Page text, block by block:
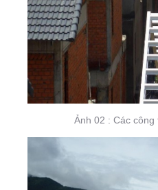
Ảnh 02 : Các